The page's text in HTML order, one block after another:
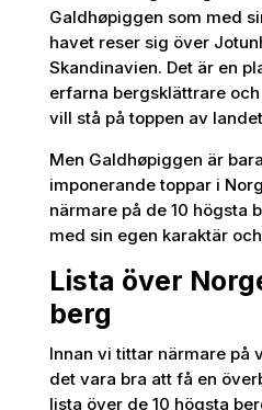
Galdhøpiggen som med
havet reser sig över
Skandinavien. Det är en
erfarna bergsklättrare
vill stå på toppen av
Men Galdhøpiggen är
imponerande toppar i
närmare på de 10 högsta
med sin egen karaktär
Lista över
berg
Innan vi tittar närmare på
det vara bra att få en
lista över de 10 högsta